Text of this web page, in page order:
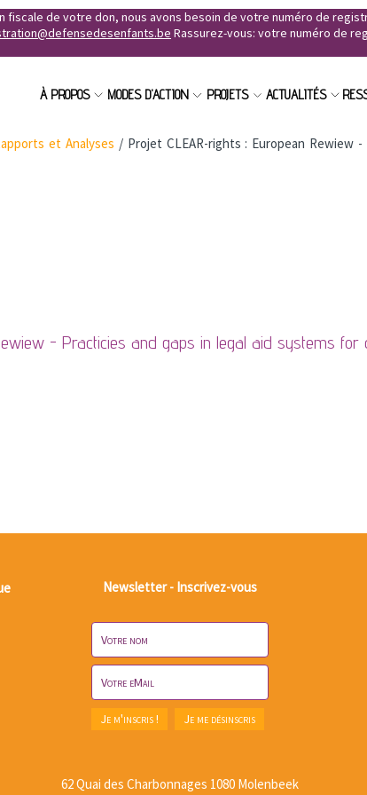
de votre don, nous avons besoin de votre numéro de
Rassurez-vous: votre numéro de
À PROPOS MODES D'ACTION PROJETS ACTUALITÉS
et Analyses / Projet CLEAR-rights : European Rewiew
- Practicies and gaps in legal aid systems for
Newsletter - Inscrivez-vous
62 Quai des Charbonnages 1080 Molenbeek